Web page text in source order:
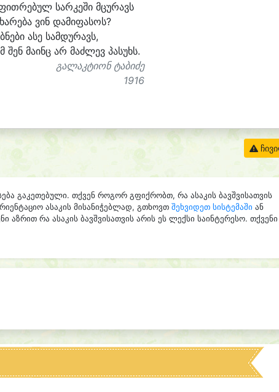
რებულ სარკეში მცურავს
რება ვინ დამიფასოს?
ნები ასე სამდურავს,
შენ მაინც არ მაძლევ პასუხს.
გალაკტიონ ტაბიძე
1916
გაკეთებული. თქვენ როგორ გფიქრობთ, რა ასაკის ბავშვისათვის
ასაკის მისანიჭებლად, გთხოვთ შეხვიდეთ სისტემაში ან
აზრით რა ასაკის ბავშვისათვის არის ეს ლექსი საინტერესო. თქვენი